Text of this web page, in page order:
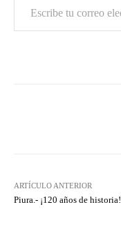
ARTÍCULO ANTERIOR
Piura.- ¡120 años de historia!